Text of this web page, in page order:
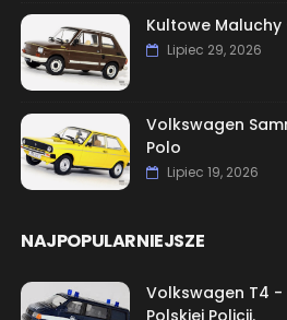
Kultowe Maluchy
Lipiec 29, 2026
Volkswagen
Polo
Lipiec 19, 2026
NAJPOPULARNIEJSZE
Volkswagen T4
Polskiej Policji.